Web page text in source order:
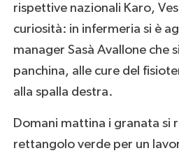
rispettive nazionali Karo,
curiosità: in infermeria si è
manager Sasà Avallone che
panchina, alle cure del
alla spalla destra.
Domani mattina i granata si
rettangolo verde per un